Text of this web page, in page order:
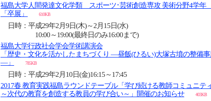
福島大学人間発達文化学類 スポーツ･芸術創造専攻 美術分野4学
「卒展」
610KB
日時：平成29年2月9日(木)～2月15日(水)
10:00～19:00(最終日のみ16:00まで)
福島大学行政社会学会学術講演会
「歴史・文化を活かしたまちづくり ―昼飯(ひるい)大塚古墳の整備
―」
785KB
日時：平成29年2月10日(金)16:15～17:45
2017春 教育実践福島ラウンドテーブル「学び続ける教師コミュニテ
～次代の教育を創造する教員の学び合い～」開催のお知らせ
403KB